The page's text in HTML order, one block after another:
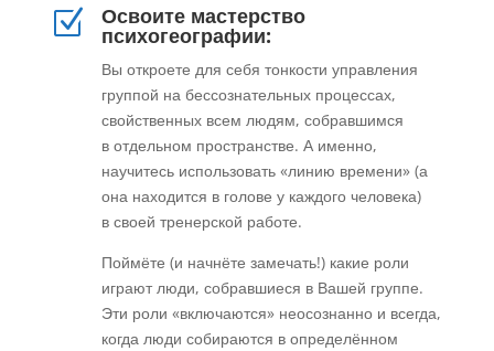
Z Освоите мастерство
психогеографии:
Вы откроете для себя тонкости управления
группой на бессознательных процессах,
свойственных всем людям, собравшимся
в отдельном пространстве. А именно,
научитесь использовать «линию времени» (а
она находится в голове у каждого человека)
в своей тренерской работе.
Поймёте (и начнёте замечать!) какие роли
играют люди, собравшиеся в Вашей группе.
Эти роли «включаются» неосознанно и всегда,
когда люди собираются в определённом